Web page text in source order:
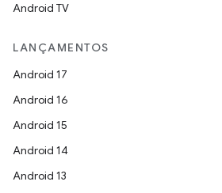
Android TV
LANÇAMENTOS
Android 17
Android 16
Android 15
Android 14
Android 13